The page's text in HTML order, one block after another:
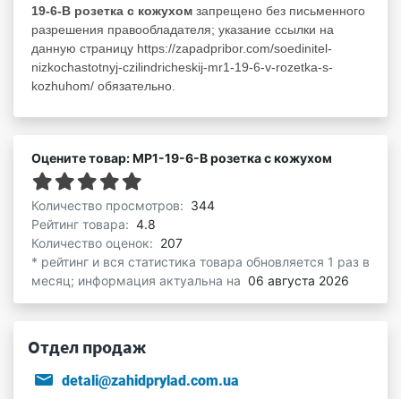
19-6-В розетка с кожухом запрещено без письменного
разрешения правообладателя; указание ссылки на
данную страницу https://zapadpribor.com/soedinitel-
nizkochastotnyj-czilindricheskij-mr1-19-6-v-rozetka-s-
kozhuhom/ обязательно.
Оцените товар: МР1-19-6-В розетка с кожухом
Количество просмотров: 344
Рейтинг товара: 4.8
Количество оценок: 207
* рейтинг и вся статистика товара обновляется 1 раз в
месяц; информация актуальна на 06 августа 2026
Отдел продаж
detali@zahidprylad.com.ua